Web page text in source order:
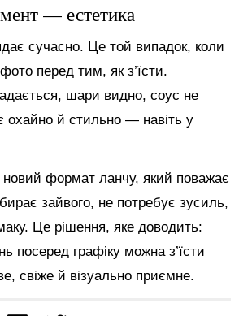
— естетика
сучасно. Це той випадок, коли
перед тим, як з’їсти.
шари видно, соус не
охайно й стильно — навіть у
формат ланчу, який поважає
зайвого, не потребує зусиль,
Це рішення, яке доводить:
посеред графіку можна з’їсти
свіже й візуально приємне.